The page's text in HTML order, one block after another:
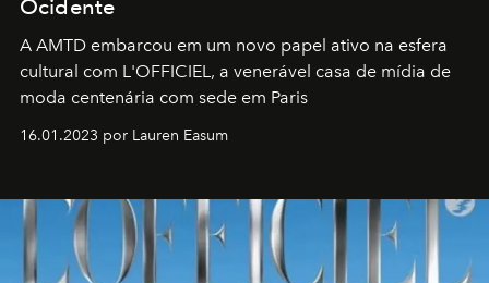
Ocidente
A AMTD embarcou em um novo papel ativo na esfera
cultural com L'OFFICIEL, a venerável casa de mídia de
moda centenária com sede em Paris
16.01.2023 por Lauren Easum